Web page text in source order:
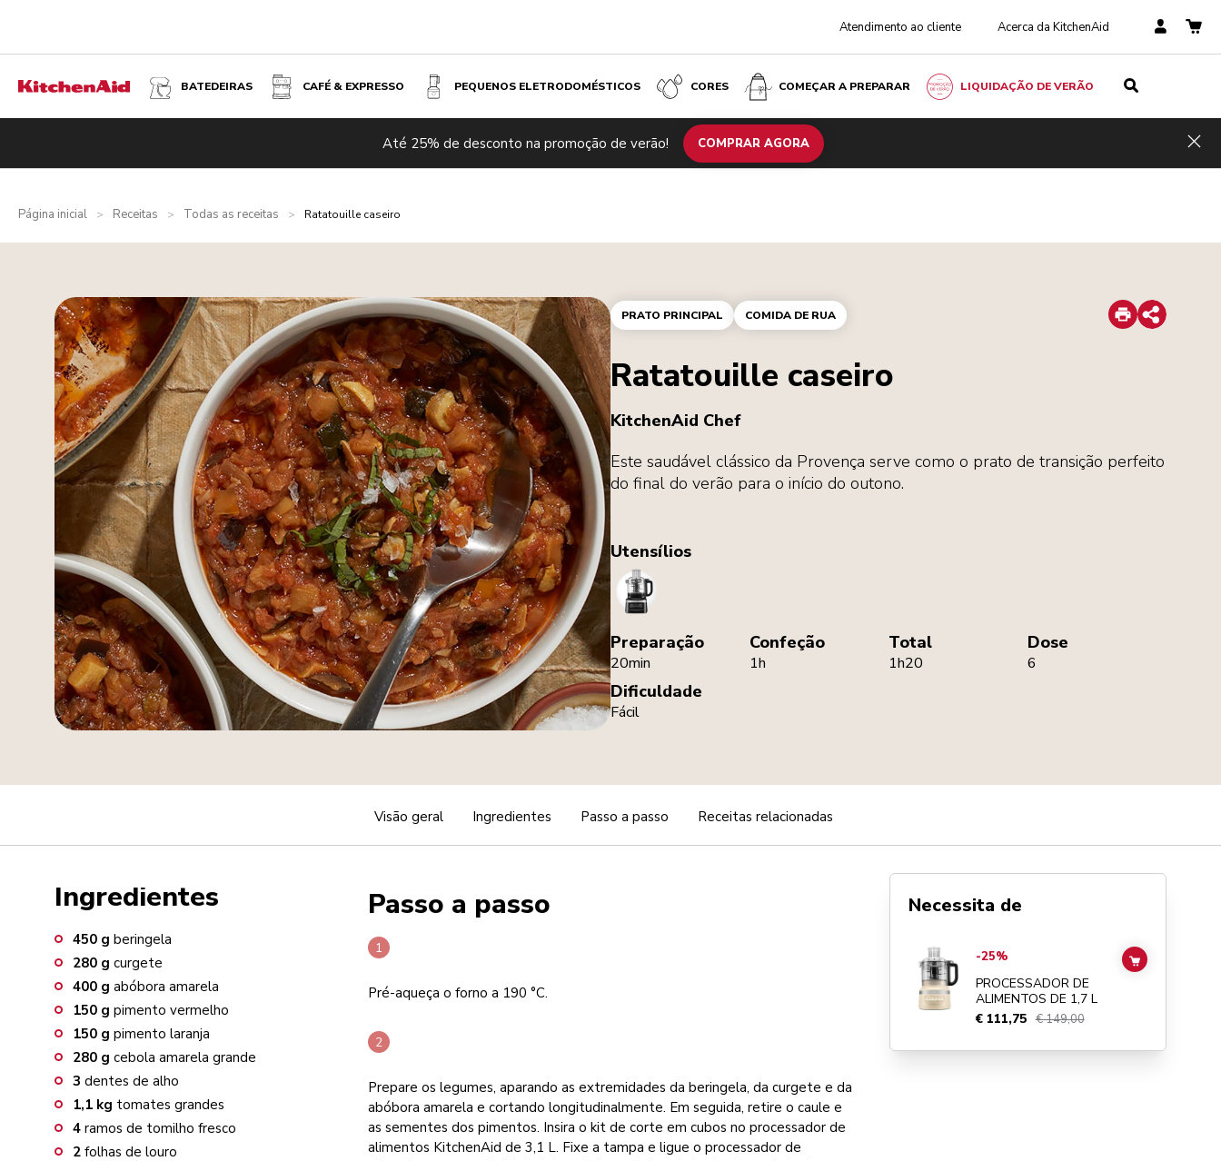
Atendimento ao cliente Acerca da KitchenAid
BATEDEIRAS CAFÉ & EXPRESSO PEQUENOS ELETRODOMÉSTICOS CORES COMEÇAR A PREPARAR LIQUIDAÇÃO DE VERÃO
Até 25% de desconto na promoção de verão! COMPRAR AGORA
Página inicial > Receitas > Todas as receitas > Ratatouille caseiro
PRATO PRINCIPAL COMIDA DE RUA Print
Share
Ratatouille caseiro
KitchenAid Chef
Este saudável clássico da Provença serve como o prato de transição perfeito
do final do verão para o início do outono.
Utensílios
FoodProcessor
Preparação
20min
Confeção
1h
Total
1h20
Dose
6
Dificuldade
Fácil
Visão geral Ingredientes Passo a passo Receitas relacionadas
Ingredientes
450 g beringela
280 g curgete
400 g abóbora amarela
150 g pimento vermelho
150 g pimento laranja
280 g cebola amarela grande
3 dentes de alho
1,1 kg tomates grandes
4 ramos de tomilho fresco
2 folhas de louro
Passo a passo
Pré-aqueça o forno a 190 °C.
Prepare os legumes, aparando as extremidades da beringela, da curgete e da
abóbora amarela e cortando longitudinalmente. Em seguida, retire o caule e
as sementes dos pimentos. Insira o kit de corte em cubos no processador de
alimentos KitchenAid de 3,1 L. Fixe a tampa e ligue o processador de
Necessita de
Go toPROCESSADOR DE ALIMENTOS DE 1,7 L
-25%
PROCESSADOR DE
ALIMENTOS DE 1,7 L
€ 111,75 € 149,00
ADD TO CART